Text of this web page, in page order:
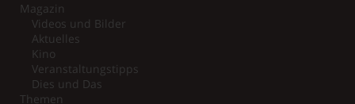
Magazin
Videos und Bilder
Aktuelles
Kino
Veranstaltungstipps
Dies und Das
Themen